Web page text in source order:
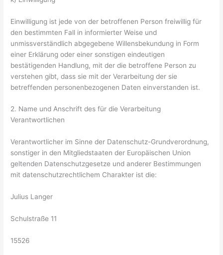
Einwilligung ist jede von der betroffenen Person freiwillig für
den bestimmten Fall in informierter Weise und
unmissverständlich abgegebene Willensbekundung in Form
einer Erklärung oder einer sonstigen eindeutigen
bestätigenden Handlung, mit der die betroffene Person zu
verstehen gibt, dass sie mit der Verarbeitung der sie
betreffenden personenbezogenen Daten einverstanden ist.
2. Name und Anschrift des für die Verarbeitung
Verantwortlichen
Verantwortlicher im Sinne der Datenschutz-Grundverordnung,
sonstiger in den Mitgliedstaaten der Europäischen Union
geltenden Datenschutzgesetze und anderer Bestimmungen
mit datenschutzrechtlichem Charakter ist die:
Julius Langer
Schulstraße 11
15526